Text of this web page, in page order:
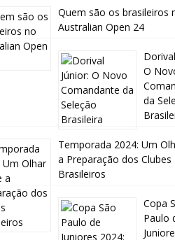
Quem são os brasileiros
Australian Open 24
O
da
Temporada 2024: Um
a Preparação dos Clubes
Brasileiros
Copa
Paulo